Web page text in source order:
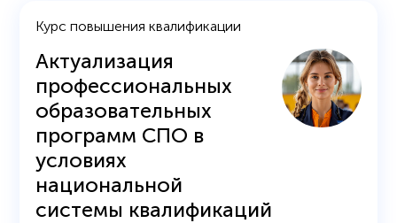
Курс повышения квалификации
Актуализация
профессиональных
образовательных
программ СПО в
условиях
национальной
системы квалификаций